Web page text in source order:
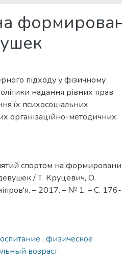
підходу у фізичному
надання рівних прав
їх психосоціальних
організаційно-методичних
спортом на
/ Т. Круцевич, О.
– 2017. – № 1. – С. 176-
, физическое
возраст